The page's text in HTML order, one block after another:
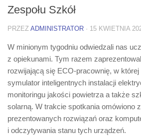
Zespołu Szkół
PRZEZ ADMINISTRATOR · 15 KWIETNIA
W minionym tygodniu odwiedzali nas
z opiekunami. Tym razem
rozwijającą się ECO-pracownię, w
symulator inteligentnych instalacji
monitoringu jakości powietrza a także
solarną. W trakcie spotkania omówiono
prezentowanych rozwiązań oraz
i odczytywania stanu tych urządzeń.